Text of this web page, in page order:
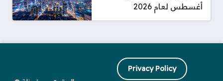
أغسطس لعام 2026
Privacy Policy